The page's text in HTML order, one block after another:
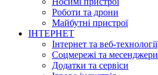
Роботи та дрони
Майбутні пристрої
ІНТЕРНЕТ
Інтернет та веб-технології
Соцмережі та месенджери
Додатки та сервіси